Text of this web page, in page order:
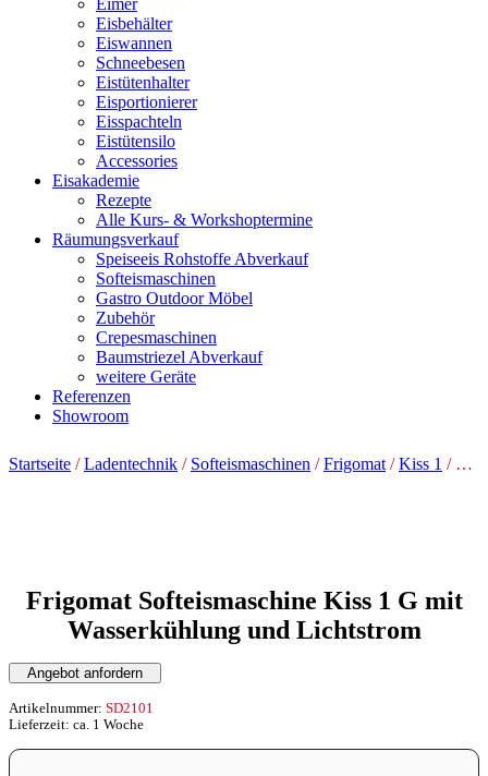
Eisbehälter
Eiswannen
Schneebesen
Eistütenhalter
Eisportionierer
Eisspachteln
Eistütensilo
Accessories
Eisakademie
Rezepte
Alle Kurs- & Workshoptermine
Räumungsverkauf
Speiseeis Rohstoffe Abverkauf
Softeismaschinen
Gastro Outdoor Möbel
Zubehör
Crepesmaschinen
Baumstriezel Abverkauf
weitere Geräte
Referenzen
Showroom
Startseite /Ladentechnik / Softeismaschinen /Frigomat /Kiss 1 / Frigomat Softeismaschine Kiss 1 G mit Wasserkühlung und Lichtstrom
Frigomat Softeismaschine Kiss 1 G mit
Wasserkühlung und Lichtstrom
Angebot anfordern
Artikelnummer: SD2101
Lieferzeit: ca. 1 Woche